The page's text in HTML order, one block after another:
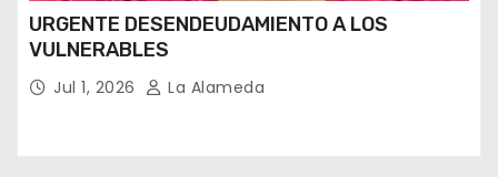
URGENTE DESENDEUDAMIENTO A LOS
VULNERABLES
Jul 1, 2026 La Alameda